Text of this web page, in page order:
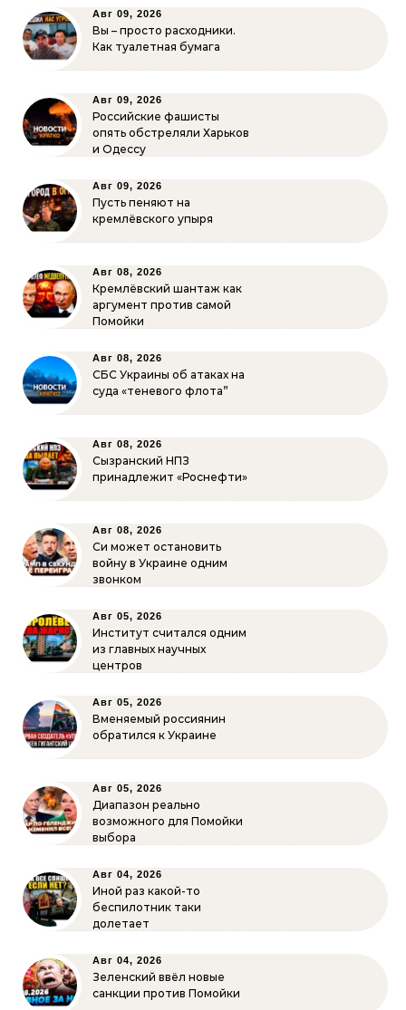
Авг 09, 2026
Вы – просто расходники.
Как туалетная бумага
Авг 09, 2026
Российские фашисты
опять обстреляли Харьков
и Одессу
Авг 09, 2026
Пусть пеняют на
кремлёвского упыря
Авг 08, 2026
Кремлёвский шантаж как
аргумент против самой
Помойки
Авг 08, 2026
СБС Украины об атаках на
суда «теневого флота”
Авг 08, 2026
Сызранский НПЗ
принадлежит «Роснефти»
Авг 08, 2026
Си может остановить
войну в Украине одним
звонком
Авг 05, 2026
Институт считался одним
из главных научных
центров
Авг 05, 2026
Вменяемый россиянин
обратился к Украине
Авг 05, 2026
Диапазон реально
возможного для Помойки
выбора
Авг 04, 2026
Иной раз какой-то
беспилотник таки
долетает
Авг 04, 2026
Зеленский ввёл новые
санкции против Помойки